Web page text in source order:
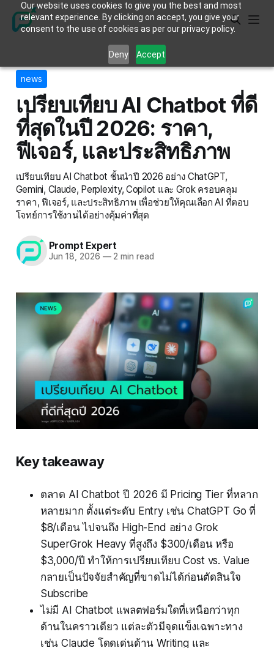
Our website uses cookies to give you the best and most
relevant experience. By clicking on accept, you give your
consent to the use of cookies as per our privacy policy.
Deny Accept
news
เปรียบเทียบ AI Chatbot ที่ดี
ที่สุดในปี 2026: ราคา,
ฟีเจอร์, และประสิทธิภาพ
เปรียบเทียบ AI Chatbot ชั้นนำปี 2026 อย่าง ChatGPT,
Gemini, Claude, Perplexity, Copilot และ Grok ครอบคลุม
ราคา, ฟีเจอร์, และประสิทธิภาพ เพื่อช่วยให้คุณเลือก AI ที่ตอบ
โจทย์การใช้งานได้อย่างคุ้มค่าที่สุด
Prompt Expert
Jun 18, 2026 —2 min read
Key takeaway
ตลาด AI Chatbot ปี 2026 มี Pricing Tier ที่หลาก
หลายมาก ตั้งแต่ระดับ Entry เช่น ChatGPT Go ที่
$8/เดือน ไปจนถึง High-End อย่าง Grok
SuperGrok Heavy ที่สูงถึง $300/เดือน หรือ
$3,000/ปี ทำให้การเปรียบเทียบ Cost vs. Value
กลายเป็นปัจจัยสำคัญที่ขาดไม่ได้ก่อนตัดสินใจ
Subscribe
ไม่มี AI Chatbot แพลตฟอร์มใดที่เหนือกว่าทุก
ด้านในคราวเดียว แต่ละตัวมีจุดแข็งเฉพาะทาง
เช่น Claude โดดเด่นด้าน Writing และ